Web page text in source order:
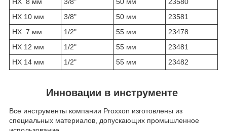
HX 8 мм
3/8" 50 мм
23580
HX 10 мм
3/8" 50 мм
23581
HX 7 мм
1/2" 55 мм
23478
HX 12 мм
1/2" 55 мм
23481
HX 14 мм
1/2" 55 мм 23482
Инновации в инструменте
Все инструменты компании Proxxon изготовлены из
специальных материалов, допускающих промышленное